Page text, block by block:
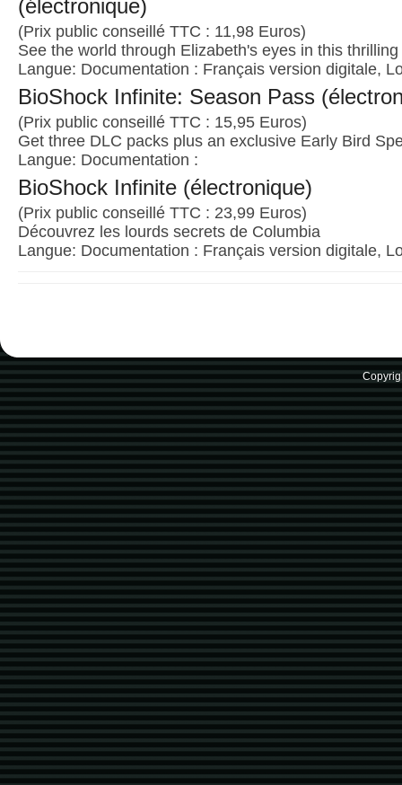
(électronique)
(Prix public conseillé TTC : 11,98 Euros)
See the world through Elizabeth's eyes in this
Langue: Documentation : Français version digitale,
BioShock Infinite: Season Pass
(Prix public conseillé TTC : 15,95 Euros)
Get three DLC packs plus an exclusive Early Bird
Langue: Documentation :
BioShock Infinite (électronique)
(Prix public conseillé TTC : 23,99 Euros)
Découvrez les lourds secrets de Columbia
Langue: Documentation : Français version digitale,